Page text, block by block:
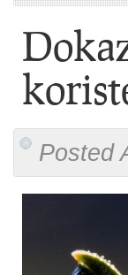
Posted